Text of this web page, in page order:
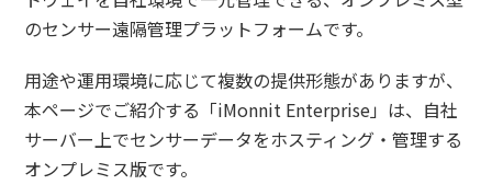
のセンサー遠隔管理プラットフォームです。
用途や運用環境に応じて複数の提供形態がありますが、
本ページでご紹介する「iMonnit Enterprise」は、自社
サーバー上でセンサーデータをホスティング・管理する
オンプレミス版です。